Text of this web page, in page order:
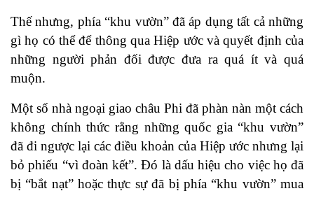
Thế nhưng, phía “khu vườn” đã áp dụng tất cả những
gì họ có thể để thông qua Hiệp ước và quyết định của
những người phản đối được đưa ra quá ít và quá
muộn.
Một số nhà ngoại giao châu Phi đã phàn nàn một cách
không chính thức rằng những quốc gia “khu vườn”
đã đi ngược lại các điều khoản của Hiệp ước nhưng lại
bỏ phiếu “vì đoàn kết”. Đó là dấu hiệu cho việc họ đã
bị “bắt nạt” hoặc thực sự đã bị phía “khu vườn” mua